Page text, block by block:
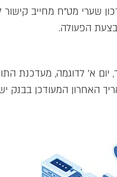
שערי מט"ח מחייב קישור
הפעולה.
יום א' לדוגמה, מעדכנת
האחרון המעודכן בבנק